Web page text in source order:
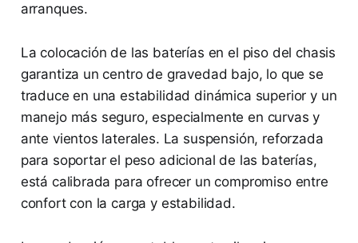
arranques.
La colocación de las baterías en el piso del chasis
garantiza un centro de gravedad bajo, lo que se
traduce en una estabilidad dinámica superior y un
manejo más seguro, especialmente en curvas y
ante vientos laterales. La suspensión, reforzada
para soportar el peso adicional de las baterías,
está calibrada para ofrecer un compromiso entre
confort con la carga y estabilidad.